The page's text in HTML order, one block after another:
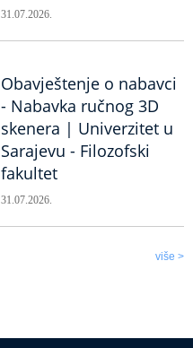
31.07.2026.
Obavještenje o nabavci
- Nabavka ručnog 3D
skenera | Univerzitet u
Sarajevu - Filozofski
fakultet
31.07.2026.
više >